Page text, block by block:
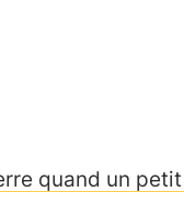
quand un